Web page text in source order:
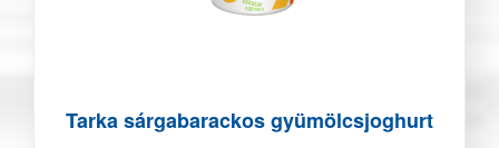
Tarka sárgabarackos gyümölcsjoghurt